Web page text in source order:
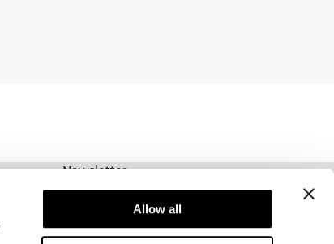
Allow all
Newsletter
Prenumerera på vårt nyhetsbrev! Få exklusiva
erbjudanden, våra senaste nyheter och mycket
mer.